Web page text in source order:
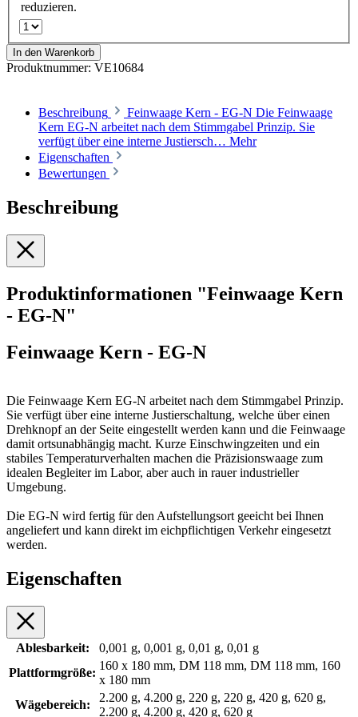
reduzieren.
In den Warenkorb
Produktnummer: VE10684
Beschreibung
Feinwaage Kern - EG-N Die Feinwaage
Kern EG-N arbeitet nach dem Stimmgabel Prinzip. Sie
verfügt über eine interne Justiersch… Mehr
Eigenschaften
Bewertungen
Beschreibung
Produktinformationen "Feinwaage Kern
- EG-N"
Feinwaage Kern - EG-N
Die Feinwaage Kern EG-N arbeitet nach dem Stimmgabel Prinzip.
Sie verfügt über eine interne Justierschaltung, welche über einen
Drehknopf an der Seite eingestellt werden kann und die Feinwaage
damit ortsunabhängig macht. Kurze Einschwingzeiten und ein
stabiles Temperaturverhalten machen die Präzisionswaage zum
idealen Begleiter im Labor, aber auch in rauer industrieller
Umgebung.
Die EG-N wird fertig für den Aufstellungsort geeicht bei Ihnen
angeliefert und kann direkt im eichpflichtigen Verkehr eingesetzt
werden.
Eigenschaften
Ablesbarkeit:
0,001 g, 0,001 g, 0,01 g, 0,01 g
Plattformgröße:
160 x 180 mm, DM 118 mm, DM 118 mm, 160
x 180 mm
Wägebereich:
2.200 g, 4.200 g, 220 g, 220 g, 420 g, 620 g,
2.200 g, 4.200 g, 420 g, 620 g